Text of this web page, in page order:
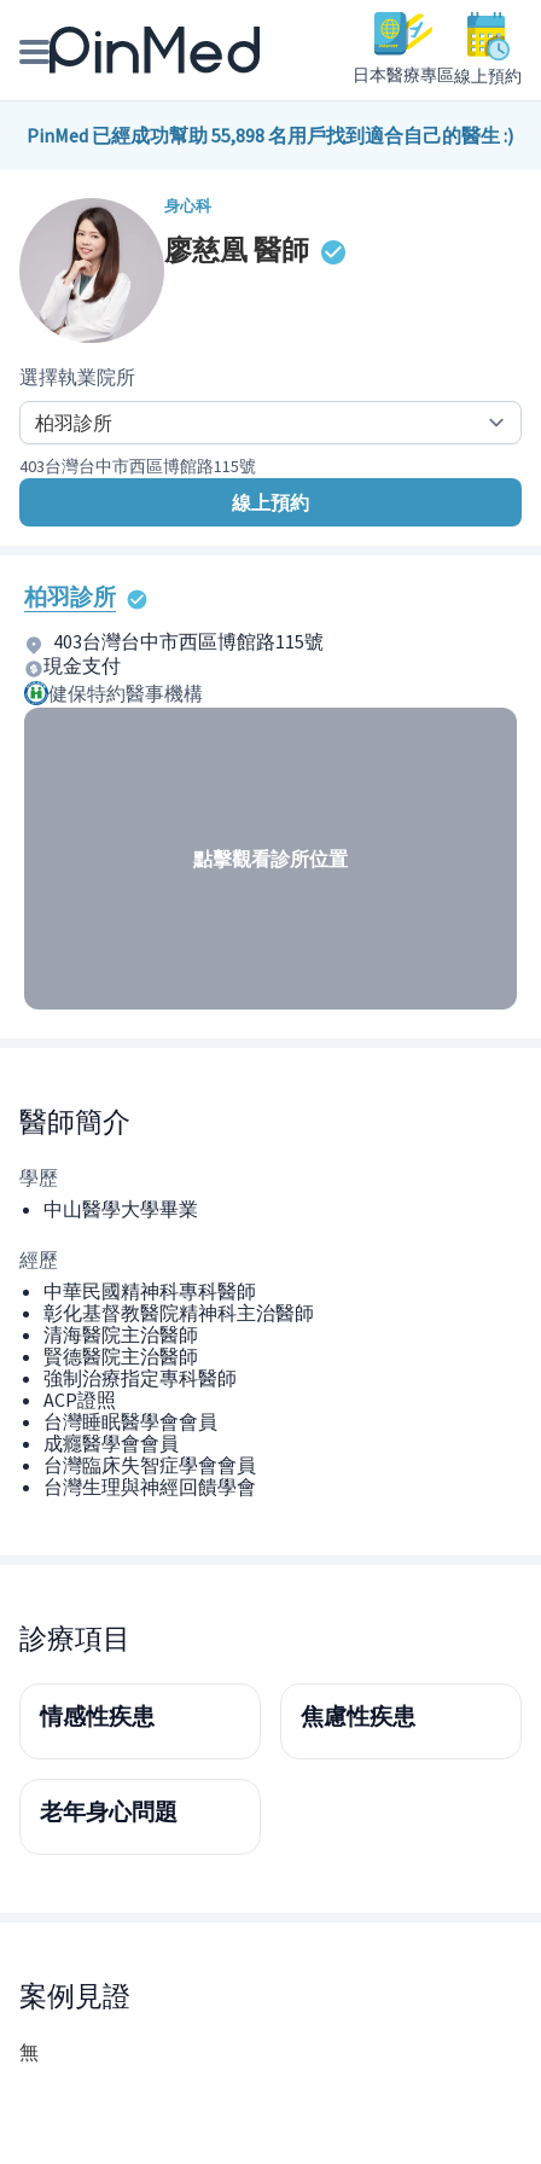
日本醫療專區線上預約
線上預約醫師、院所
醫師專欄專訪
健康主題館
PinMed 已經成功幫助 55,898 名用戶找到適合自己的醫生 :)
身心科
廖慈凰醫師
選擇執業院所
403台灣台中市西區博館路115號
線上預約
柏羽診所
403台灣台中市西區博館路115號
現金支付
健保特約醫事機構
點擊觀看診所位置
醫師簡介
學歷
中山醫學大學畢業
經歷
中華民國精神科專科醫師
彰化基督教醫院精神科主治醫師
清海醫院主治醫師
賢德醫院主治醫師
強制治療指定專科醫師
ACP證照
台灣睡眠醫學會會員
成癮醫學會會員
台灣臨床失智症學會會員
台灣生理與神經回饋學會
診療項目
情感性疾患 焦慮性疾患
老年身心問題
案例見證
無